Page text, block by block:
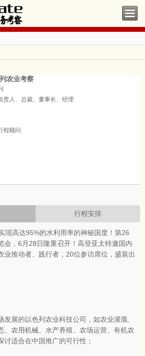
农业考察
责人、总裁、董事长、经理
程顾问
行程安排
高达95%的水利用率的神秘国度！第26
会，6月28日隆重召开！高登亚太特邀国内
业推动者、践行者，20位参访席位，盛装出
展的以色列农业科技公司，如农业灌溉、
、农用机械、水产养殖、农场运营、有机农
讨适合在中国推广的可行性；